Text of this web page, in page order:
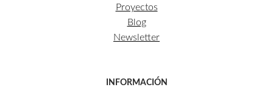
Proyectos
Blog
Newsletter
INFORMACIÓN